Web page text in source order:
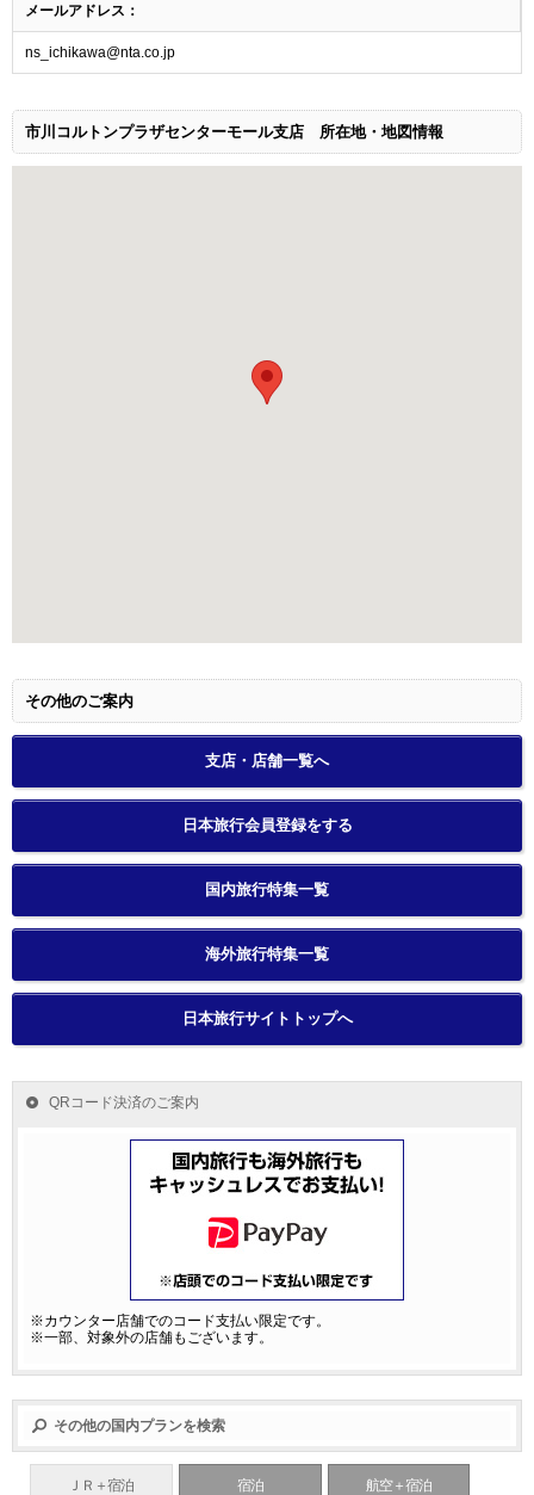
メールアドレス：
ns_ichikawa@nta.co.jp
市川コルトンプラザセンターモール支店 所在地・地図情報
その他のご案内
支店・店舗一覧へ
日本旅行会員登録をする
国内旅行特集一覧
海外旅行特集一覧
日本旅行サイトトップへ
QRコード決済のご案内
※カウンター店舗でのコード支払い限定です。
※一部、対象外の店舗もございます。
その他の国内プランを検索
ＪＲ＋宿泊 宿泊 航空＋宿泊